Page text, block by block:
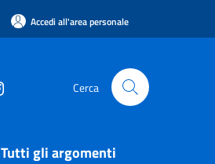
Accedi all'area personale
Cerca
Tutti gli argomenti